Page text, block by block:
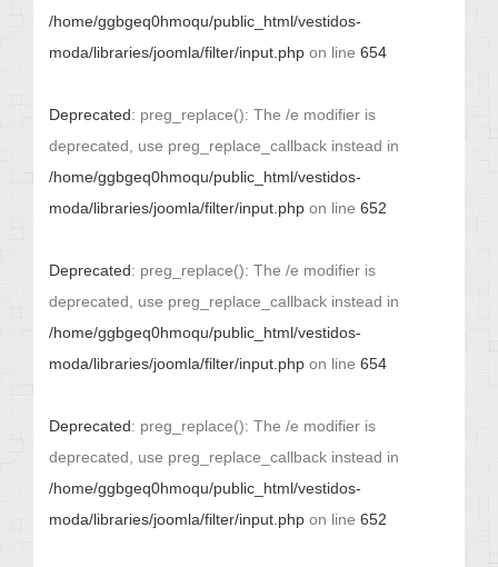
/home/ggbgeq0hmoqu/public_html/vestidos-
moda/libraries/joomla/filter/input.php on line 654
Deprecated: preg_replace(): The /e modifier is
deprecated, use preg_replace_callback instead in
/home/ggbgeq0hmoqu/public_html/vestidos-
moda/libraries/joomla/filter/input.php on line 652
Deprecated: preg_replace(): The /e modifier is
deprecated, use preg_replace_callback instead in
/home/ggbgeq0hmoqu/public_html/vestidos-
moda/libraries/joomla/filter/input.php on line 654
Deprecated: preg_replace(): The /e modifier is
deprecated, use preg_replace_callback instead in
/home/ggbgeq0hmoqu/public_html/vestidos-
moda/libraries/joomla/filter/input.php on line 652